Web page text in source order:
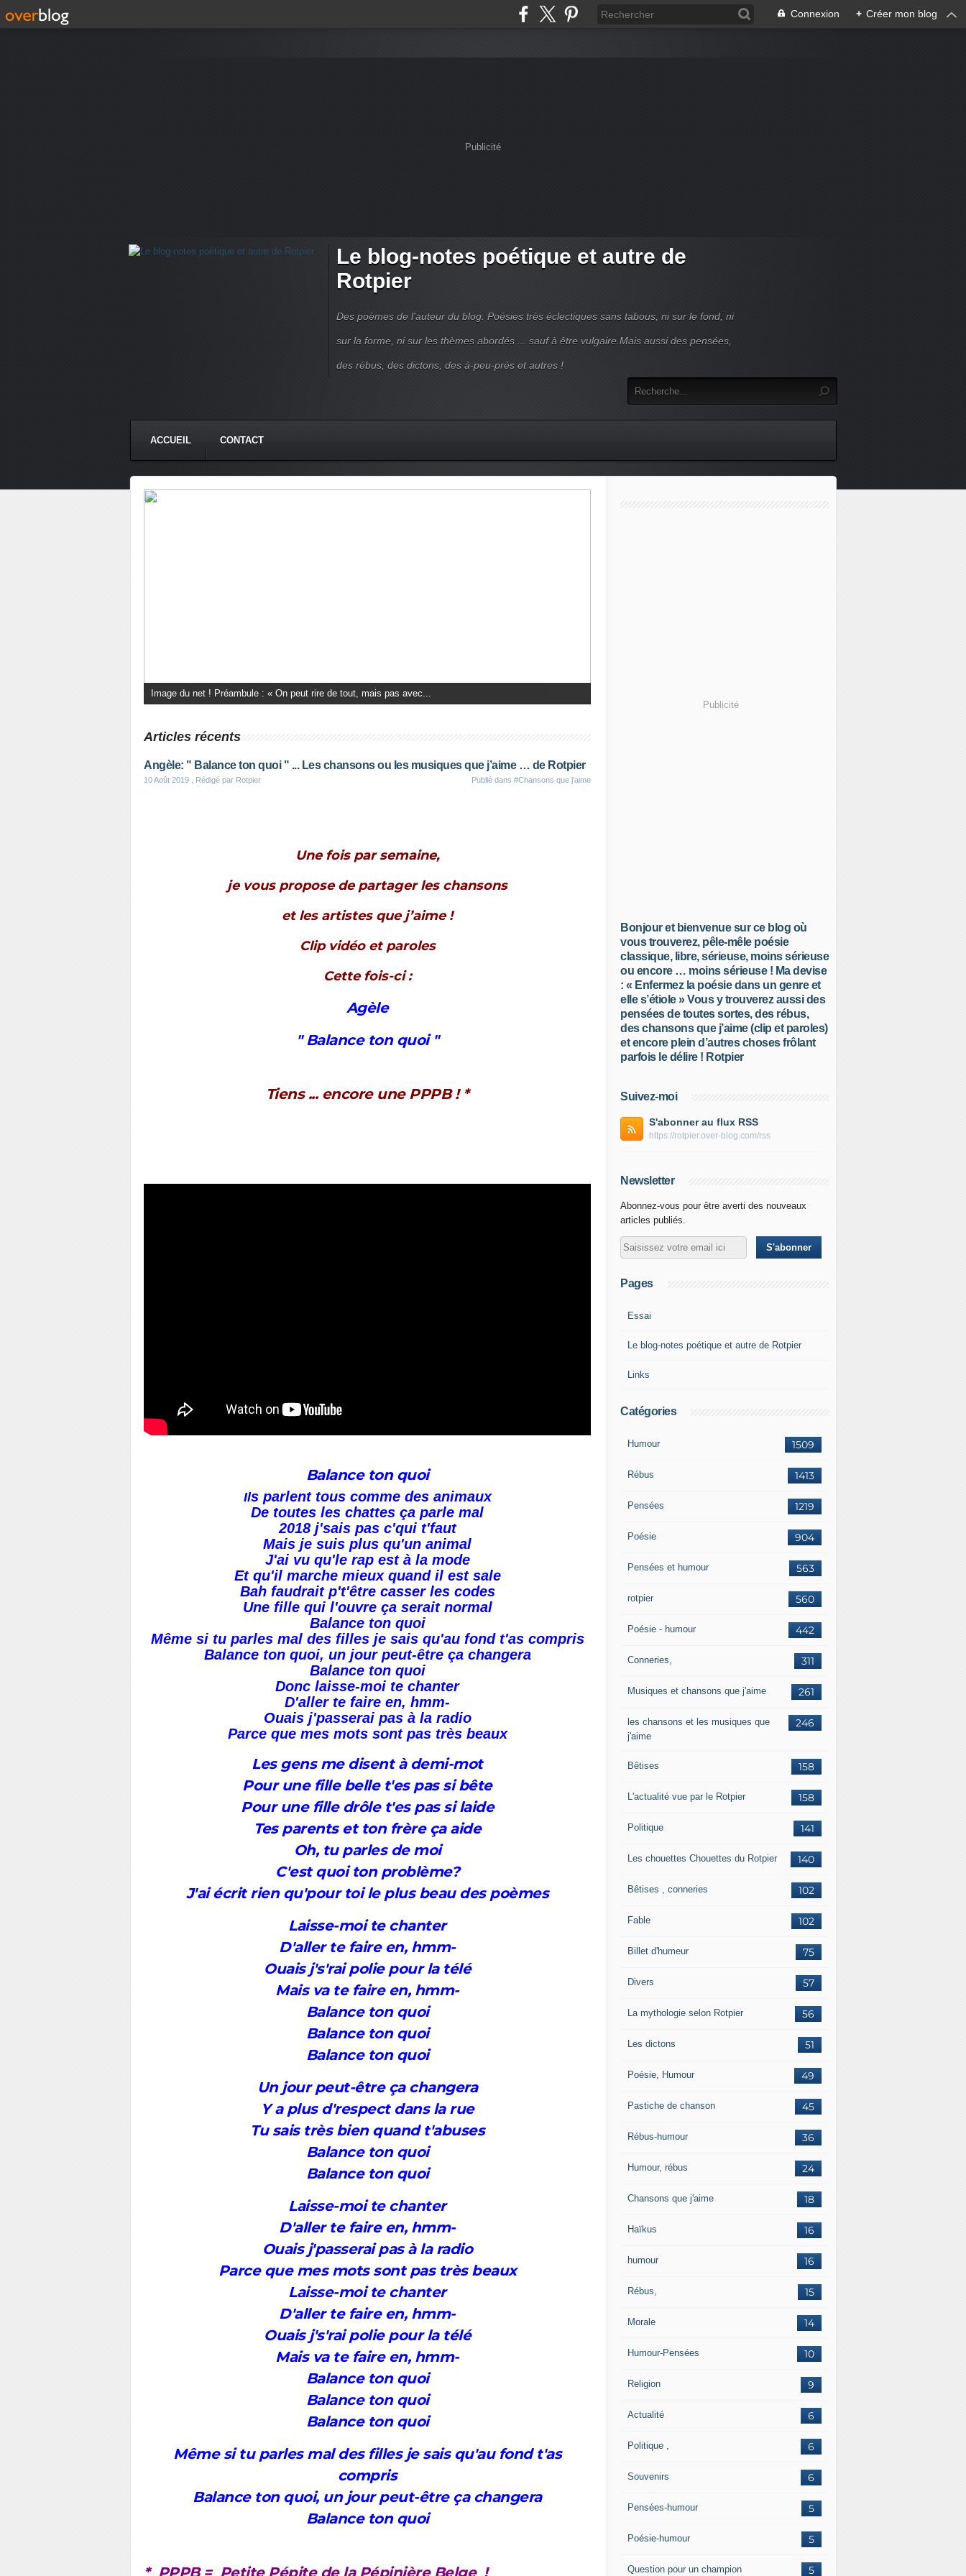
Connexion + Créer mon blog
Publicité
Le blog-notes poétique et autre de
Rotpier
Des poèmes de l'auteur du blog. Poésies très éclectiques sans tabous, ni sur le fond, ni
sur la forme, ni sur les thèmes abordés ... sauf à être vulgaire.Mais aussi des pensées,
des rébus, des dictons, des à-peu-près et autres !
ACCUEIL CONTACT
Il y a pensées et pensées: Celles-là : Et celles-là : Ces dernières...
Articles récents
Angèle: " Balance ton quoi " ... Les chansons ou les musiques que j’aime … de Rotpier
10 Août 2019 , Rédigé par Rotpier Publié dans #Chansons que j'aime
Une fois par semaine,
je vous propose de partager les chansons
et les artistes que j’aime !
Clip vidéo et paroles
Cette fois-ci :
Agèle
" Balance ton quoi "
Tiens ... encore une PPPB ! *
Balance ton quoi
Ils parlent tous comme des animaux
De toutes les chattes ça parle mal
2018 j'sais pas c'qui t'faut
Mais je suis plus qu'un animal
J'ai vu qu'le rap est à la mode
Et qu'il marche mieux quand il est sale
Bah faudrait p't'être casser les codes
Une fille qui l'ouvre ça serait normal
Balance ton quoi
Même si tu parles mal des filles je sais qu'au fond t'as compris
Balance ton quoi, un jour peut-être ça changera
Balance ton quoi
Donc laisse-moi te chanter
D'aller te faire en, hmm-
Ouais j'passerai pas à la radio
Parce que mes mots sont pas très beaux
Les gens me disent à demi-mot
Pour une fille belle t'es pas si bête
Pour une fille drôle t'es pas si laide
Tes parents et ton frère ça aide
Oh, tu parles de moi
C'est quoi ton problème?
J'ai écrit rien qu'pour toi le plus beau des poèmes
Laisse-moi te chanter
D'aller te faire en, hmm-
Ouais j's'rai polie pour la télé
Mais va te faire en, hmm-
Balance ton quoi
Balance ton quoi
Balance ton quoi
Un jour peut-être ça changera
Y a plus d'respect dans la rue
Tu sais très bien quand t'abuses
Balance ton quoi
Balance ton quoi
Laisse-moi te chanter
D'aller te faire en, hmm-
Ouais j'passerai pas à la radio
Parce que mes mots sont pas très beaux
Laisse-moi te chanter
D'aller te faire en, hmm-
Ouais j's'rai polie pour la télé
Mais va te faire en, hmm-
Balance ton quoi
Balance ton quoi
Balance ton quoi
Même si tu parles mal des filles je sais qu'au fond t'as
compris
Balance ton quoi, un jour peut-être ça changera
Balance ton quoi
* PPPB = Petite Pépite de la Pépinière Belge !
Publicité
Bonjour et bienvenue sur ce blog où
vous trouverez, pêle-mêle poésie
classique, libre, sérieuse, moins sérieuse
ou encore … moins sérieuse ! Ma devise
: « Enfermez la poésie dans un genre et
elle s’étiole » Vous y trouverez aussi des
pensées de toutes sortes, des rébus,
des chansons que j’aime (clip et paroles)
et encore plein d’autres choses frôlant
parfois le délire ! Rotpier
Suivez-moi
S'abonner au flux RSS
https://rotpier.over-blog.com/rss
Newsletter
Abonnez-vous pour être averti des nouveaux
articles publiés.
Pages
Essai
Le blog-notes poétique et autre de Rotpier
Links
Catégories
1509
Humour
1413
Rébus
1219
Pensées
904
Poésie
563
Pensées et humour
560
rotpier
442
Poésie - humour
311
Conneries,
261
Musiques et chansons que j'aime
246
les chansons et les musiques que
j'aime
158
Bêtises
158
L'actualité vue par le Rotpier
141
Politique
140
Les chouettes Chouettes du Rotpier
102
Bêtises , conneries
102
Fable
75
Billet d'humeur
57
Divers
56
La mythologie selon Rotpier
51
Les dictons
49
Poésie, Humour
45
Pastiche de chanson
36
Rébus-humour
24
Humour, rébus
18
Chansons que j'aime
16
Haïkus
16
humour
15
Rébus,
14
Morale
10
Humour-Pensées
9
Religion
6
Actualité
6
Politique ,
6
Souvenirs
5
Pensées-humour
5
Poésie-humour
5
Question pour un champion